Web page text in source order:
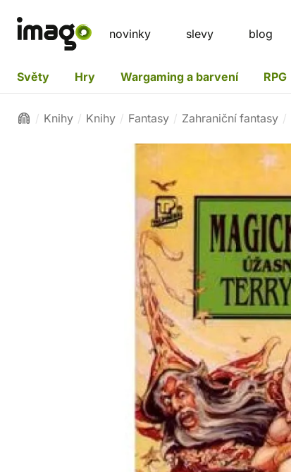
novinky slevy blog
Světy Hry Wargaming a barvení RPG
Knihy Knihy Fantasy Zahraniční fantasy